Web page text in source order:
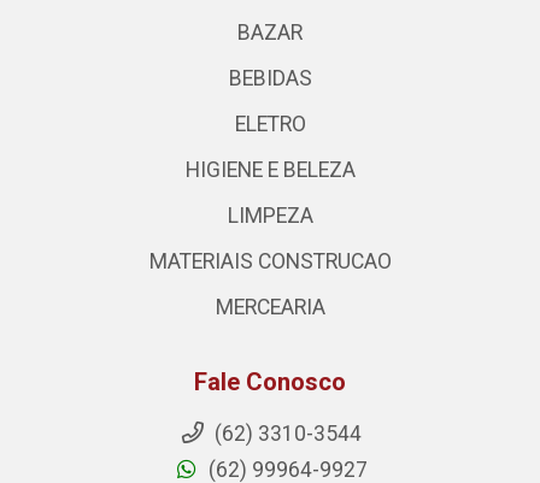
BAZAR
BEBIDAS
ELETRO
HIGIENE E BELEZA
LIMPEZA
MATERIAIS CONSTRUCAO
MERCEARIA
Fale Conosco
(62) 3310-3544
(62) 99964-9927